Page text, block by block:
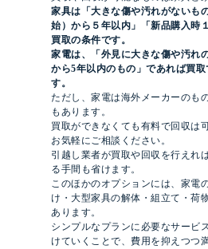
家具は「大きな傷や汚れがないも
始）から５年以内」「新品購入時
買取の条件です。
家電は、「外見に大きな傷や汚れ
から5年以内のもの」であれば買
す。
ただし、家電は海外メーカーのも
もあります。
買取ができなくても有料で回収は
お気軽にご相談ください。
引越し業者が買取や回収を行えれ
る手間も省けます。
このほかのオプションには、家電
け・大型家具の解体・組立て・荷
あります。
シンプルなプランに必要なサービ
けていくことで、費用を抑えつつ